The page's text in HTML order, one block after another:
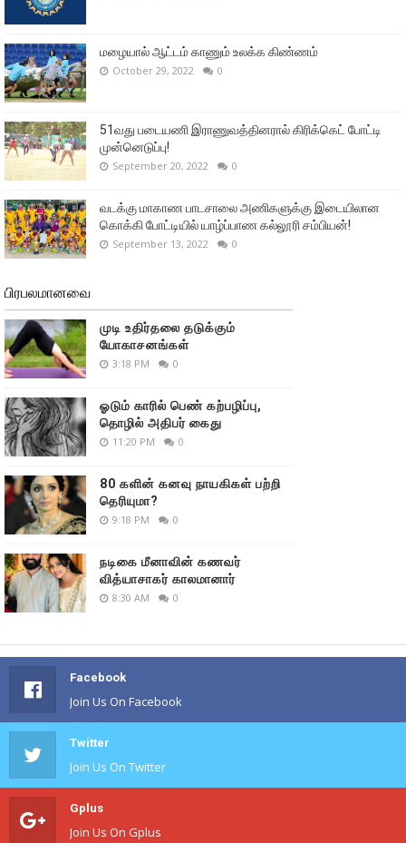
மழையால் ஆட்டம் காணும் உலக்க கிண்ணம்
October 29, 2022 0
51வது படையணி இராணுவத்தினரால் கிரிக்கெட் போட்டி
முன்னெடுப்பு!
September 20, 2022 0
வடக்கு மாகாண பாடசாலை அணிகளுக்கு இடையிலான
கொக்கி போட்டியில் யாழ்ப்பாண கல்லூரி சம்பியன்!
September 13, 2022 0
பிரபலமானவை
முடி உதிர்தலை தடுக்கும்
யோகாசனங்கள்
3:18 PM 0
ஓடும் காரில் பெண் கற்பழிப்பு,
தொழில் அதிபர் கைது
11:20 PM 0
80 களின் கனவு நாயகிகள் பற்றி
தெரியுமா?
9:18 PM 0
நடிகை மீனாவின் கணவர்
வித்யாசாகர் காலமானார்
8:30 AM 0
Facebook
Join Us On Facebook
Twitter
Join Us On Twitter
Gplus
Join Us On Gplus